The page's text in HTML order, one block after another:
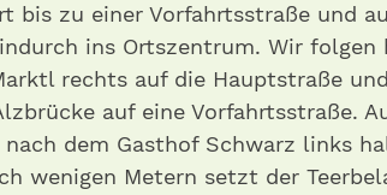
bis zu einer Vorfahrtsstraße und
ins Ortszentrum. Wir folgen
rechts auf die Hauptstraße
auf eine Vorfahrtsstraße.
dem Gasthof Schwarz links
wenigen Metern setzt der